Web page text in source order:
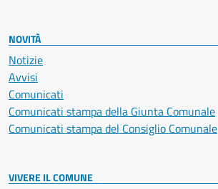
NOVITÀ
Notizie
Avvisi
Comunicati
Comunicati stampa della Giunta Comunale
Comunicati stampa del Consiglio Comunale
VIVERE IL COMUNE